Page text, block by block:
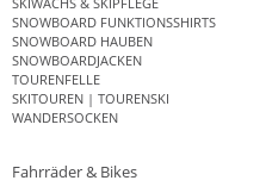
SNOWBOARD FUNKTIONSSHIRTS
SNOWBOARD HAUBEN
SNOWBOARDJACKEN
TOURENFELLE
SKITOUREN | TOURENSKI
WANDERSOCKEN
Fahrräder & Bikes